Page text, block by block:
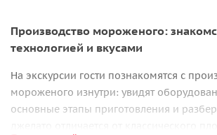
Производство мороженого:
технологией и вкусами
На экскурсии гости познакомятся с
мороженого изнутри: увидят
основные этапы приготовления и